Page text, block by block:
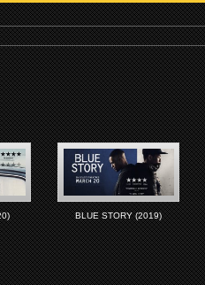
BLUE STORY (2019)